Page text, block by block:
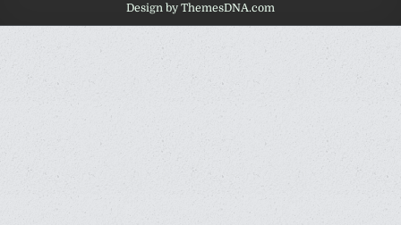
Design by ThemesDNA.com